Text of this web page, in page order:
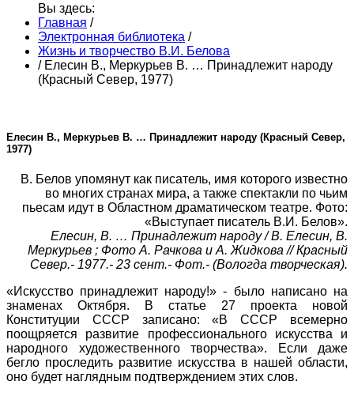
Вы здесь:
Главная /
Электронная библиотека /
Жизнь и творчество В.И. Белова
/ Елесин В., Меркурьев В. … Принадлежит народу
(Красный Север, 1977)
Елесин В., Меркурьев В. … Принадлежит народу (Красный Север,
1977)
В. Белов упомянут как писатель, имя которого известно
во многих странах мира, а также спектакли по чьим
пьесам идут в Областном драматическом театре. Фото:
«Выступает писатель В.И. Белов».
Елесин, В. … Принадлежит народу / В. Елесин, В.
Меркурьев ; Фото А. Рачкова и А. Жидкова // Красный
Север.- 1977.- 23 сент.- Фот.- (Вологда творческая).
«Искусство принадлежит народу!» - было написано на
знаменах Октября. В статье 27 проекта новой
Конституции СССР записано: «В СССР всемерно
поощряется развитие профессионального искусства и
народного художественного творчества». Если даже
бегло проследить развитие искусства в нашей области,
оно будет наглядным подтверждением этих слов.